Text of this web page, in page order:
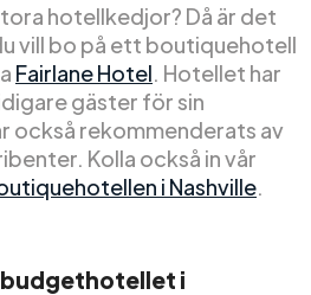
hotellkedjor? Då är det
vill bo på ett boutiquehotell
Fairlane Hotel. Hotellet har
gäster för sin
också rekommenderats av
Kolla också in vår
i Nashville.
i